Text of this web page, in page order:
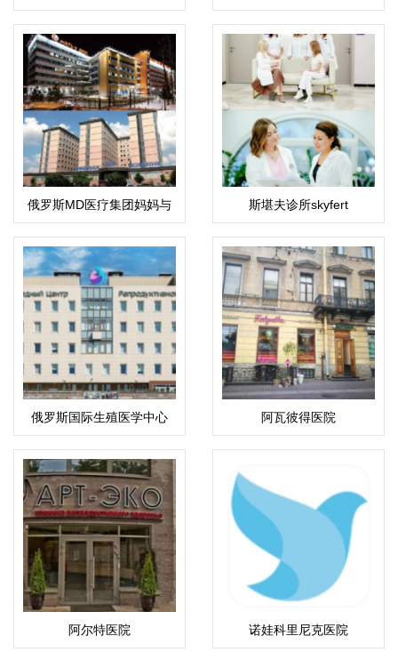
绍：科潘巴斯科娃·拉伊哈
恩·乌斯塔巴耶夫娜
(ICRM)
俄罗斯MD医疗集团妈妈与
孩子
斯堪夫诊所skyfert
俄罗斯国际生殖医学中心
(ICRM)
阿瓦彼得医院
阿尔特医院 诺娃科里尼克医院